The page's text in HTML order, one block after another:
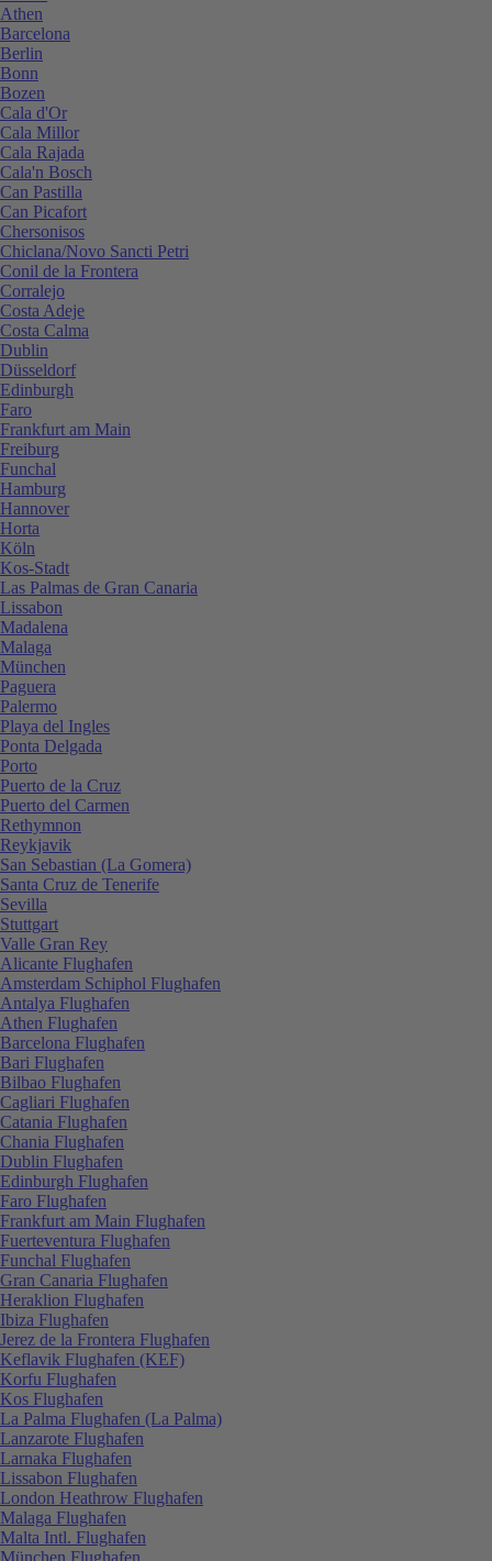
Athen
Barcelona
Berlin
Bonn
Bozen
Cala d'Or
Cala Millor
Cala Rajada
Cala'n Bosch
Can Pastilla
Can Picafort
Chersonisos
Chiclana/Novo Sancti Petri
Conil de la Frontera
Corralejo
Costa Adeje
Costa Calma
Dublin
Düsseldorf
Edinburgh
Faro
Frankfurt am Main
Freiburg
Funchal
Hamburg
Hannover
Horta
Köln
Kos-Stadt
Las Palmas de Gran Canaria
Lissabon
Madalena
Malaga
München
Paguera
Palermo
Playa del Ingles
Ponta Delgada
Porto
Puerto de la Cruz
Puerto del Carmen
Rethymnon
Reykjavik
San Sebastian (La Gomera)
Santa Cruz de Tenerife
Sevilla
Stuttgart
Valle Gran Rey
Alicante Flughafen
Amsterdam Schiphol Flughafen
Antalya Flughafen
Athen Flughafen
Barcelona Flughafen
Bari Flughafen
Bilbao Flughafen
Cagliari Flughafen
Catania Flughafen
Chania Flughafen
Dublin Flughafen
Edinburgh Flughafen
Faro Flughafen
Frankfurt am Main Flughafen
Fuerteventura Flughafen
Funchal Flughafen
Gran Canaria Flughafen
Heraklion Flughafen
Ibiza Flughafen
Jerez de la Frontera Flughafen
Keflavik Flughafen (KEF)
Korfu Flughafen
Kos Flughafen
La Palma Flughafen (La Palma)
Lanzarote Flughafen
Larnaka Flughafen
Lissabon Flughafen
London Heathrow Flughafen
Malaga Flughafen
Malta Intl. Flughafen
München Flughafen